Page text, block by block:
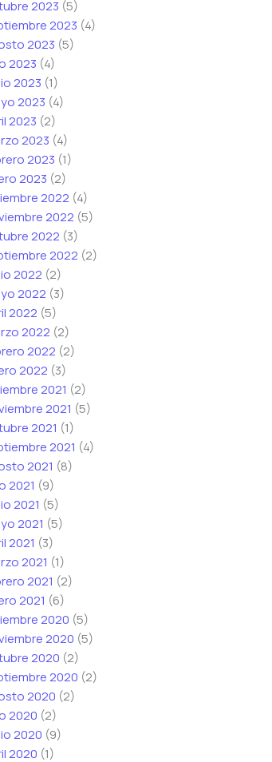
2023 (5)
2023 (4)
2023 (5)
2023 (4)
2023 (1)
2023 (4)
2023 (2)
2023 (4)
2023 (1)
2023 (2)
2022 (4)
2022 (5)
2022 (3)
2022 (2)
2022 (2)
2022 (3)
2022 (5)
2022 (2)
2022 (2)
2022 (3)
2021 (2)
2021 (5)
2021 (1)
2021 (4)
2021 (8)
2021 (9)
2021 (5)
2021 (5)
2021 (3)
2021 (1)
2021 (2)
2021 (6)
2020 (5)
2020 (5)
2020 (2)
2020 (2)
2020 (2)
2020 (2)
2020 (9)
2020 (1)